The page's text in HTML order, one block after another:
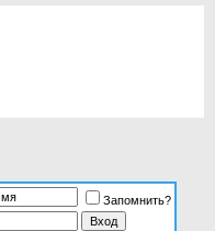
Запомнить?